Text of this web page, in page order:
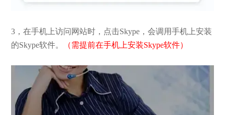
3，在手机上访问网站时，点击Skype，会调用手机上安装
的Skype软件。
（需提前在手机上安装Skype软件）